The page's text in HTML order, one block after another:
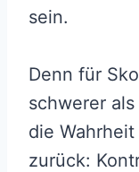
sein.
Denn für
schwerer
die
zurück: